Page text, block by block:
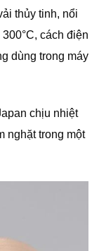
thủy tinh, nổi
cách điện
dùng trong máy
chịu nhiệt
nghặt trong một